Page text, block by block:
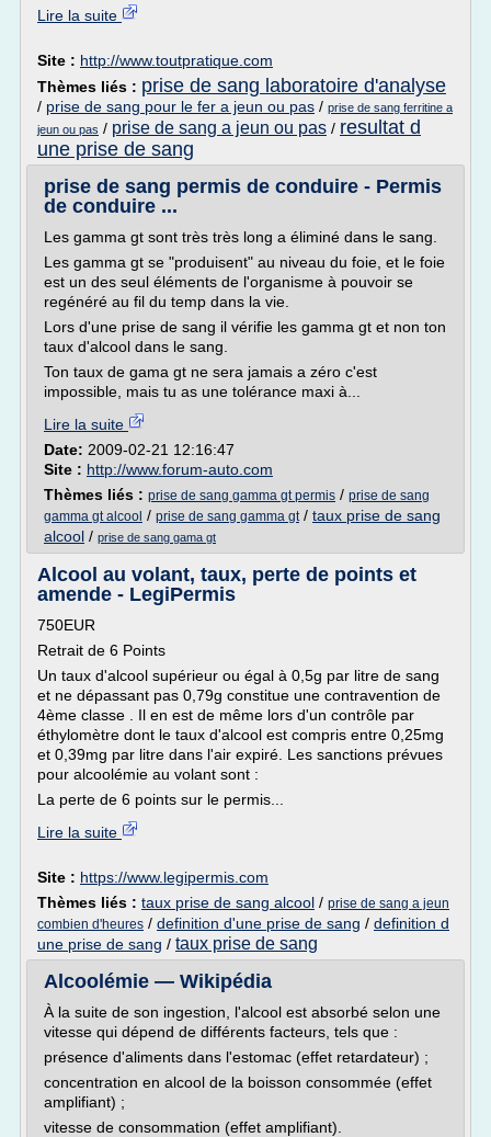
Lire la suite
Site : http://www.toutpratique.com
Thèmes liés : prise de sang laboratoire d'analyse
/ prise de sang pour le fer a jeun ou pas / prise de sang ferritine a
jeun ou pas / prise de sang a jeun ou pas / resultat d
une prise de sang
prise de sang permis de conduire - Permis
de conduire ...
Les gamma gt sont très très long a éliminé dans le sang.
Les gamma gt se "produisent" au niveau du foie, et le foie
est un des seul éléments de l'organisme à pouvoir se
regénéré au fil du temp dans la vie.
Lors d'une prise de sang il vérifie les gamma gt et non ton
taux d'alcool dans le sang.
Ton taux de gama gt ne sera jamais a zéro c'est
impossible, mais tu as une tolérance maxi à...
Lire la suite
Date: 2009-02-21 12:16:47
Site : http://www.forum-auto.com
Thèmes liés : prise de sang gamma gt permis / prise de sang
gamma gt alcool / prise de sang gamma gt/ taux prise de sang
alcool / prise de sang gama gt
Alcool au volant, taux, perte de points et
amende - LegiPermis
750EUR
Retrait de 6 Points
Un taux d'alcool supérieur ou égal à 0,5g par litre de sang
et ne dépassant pas 0,79g constitue une contravention de
4ème classe . Il en est de même lors d'un contrôle par
éthylomètre dont le taux d'alcool est compris entre 0,25mg
et 0,39mg par litre dans l'air expiré. Les sanctions prévues
pour alcoolémie au volant sont :
La perte de 6 points sur le permis...
Lire la suite
Site : https://www.legipermis.com
Thèmes liés : taux prise de sang alcool / prise de sang a jeun
combien d'heures / definition d'une prise de sang / definition d
une prise de sang / taux prise de sang
Alcoolémie — Wikipédia
À la suite de son ingestion, l'alcool est absorbé selon une
vitesse qui dépend de différents facteurs, tels que :
présence d'aliments dans l'estomac (effet retardateur) ;
concentration en alcool de la boisson consommée (effet
amplifiant) ;
vitesse de consommation (effet amplifiant).